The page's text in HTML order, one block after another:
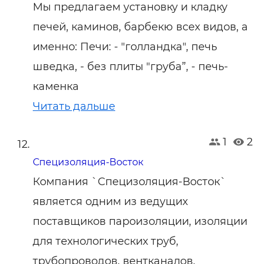
Мы предлагаем установку и кладку
печей, каминов, барбекю всех видов, а
именно: Печи: - "голландка", печь
шведка, - без плиты "груба”, - печь-
каменка
Читать дальше
1 2
Специзоляция-Восток
Компания `Специзоляция-Восток`
является одним из ведущих
поставщиков пароизоляции, изоляции
для технологических труб,
трубопроводов, вентканалов,